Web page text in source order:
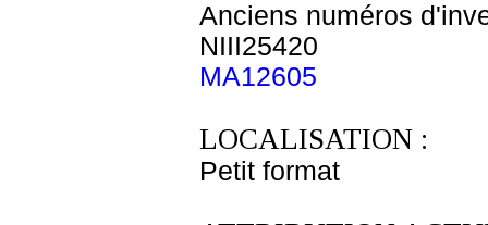
Anciens numéros
NIII25420
MA12605
LOCALISATION :
Petit format